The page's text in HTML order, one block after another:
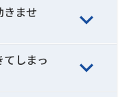
きませ
しまっ